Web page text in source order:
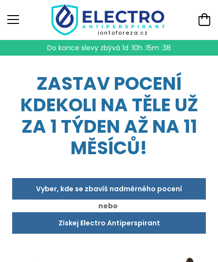
iontoforeza.cz
Do konce slevy zbývá 1d :10h :15m :37
ZASTAV POCENÍ
KDEKOLI NA TĚLE UŽ
ZA 1 TÝDEN AŽ NA 11
MĚSÍCŮ!
Vyber, kde se zbavíš nadměrného pocení
nebo
Získej Electro Antiperspirant